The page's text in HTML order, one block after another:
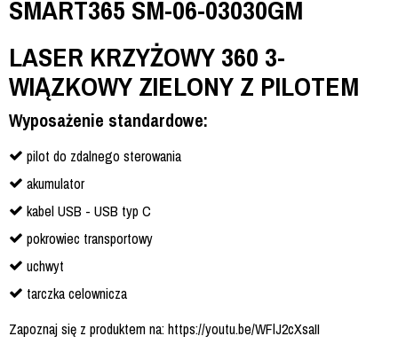
SMART365 SM-06-03030GM
LASER KRZYŻOWY 360 3-
WIĄZKOWY ZIELONY Z PILOTEM
Wyposażenie standardowe:
pilot do zdalnego sterowania
akumulator
kabel USB - USB typ C
pokrowiec transportowy
uchwyt
tarczka celownicza
Zapoznaj się z produktem na: https://youtu.be/WFlJ2cXsaII